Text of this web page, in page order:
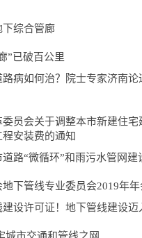
综合管廊
”已破百公里
病如何治？院士专家济南论
委员会关于调整本市新建住
安装费的通知
路“微循环”和雨污水管网建
下管线专业委员会2019年年
设许可证！地下管线建设迈